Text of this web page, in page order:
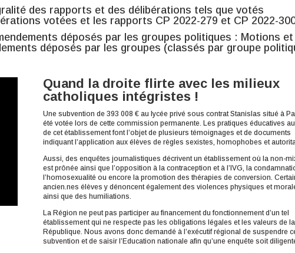
des rapports et des délibérations tels que votés
votées et les rapports CP 2022-279 et CP 2022-
déposés par les groupes politiques : Motions et
déposés par les groupes (classés par groupe
Quand la droite flirte avec les milieux
catholiques intégristes !
Une subvention de 393 008 € au lycée privé sous contrat Stanislas situé à
été votée lors de cette commission permanente. Les pratiques éducatives
de cet établissement font l’objet deplusieurs témoignages et de documents
indiquant l’application aux élèves de règles sexistes, homophobes et
Aussi, des enquêtes journalistiques décrivent un établissement où la non-
est prônée ainsi que l’opposition à la contraception et à l’IVG, la
l’homosexualité ou encore la promotion des thérapies de conversion.
ancien.nes élèves y dénoncent également des violences physiques et
ainsi que des humiliations.
La Région ne peut pas participer au financement du fonctionnement d’un tel
établissement qui ne respecte pas les obligations légales et les valeurs de la
République. Nous avons donc demandé à l’exécutif régional de suspendre
subvention et de saisir l’Education nationale afin qu’une enquête soit